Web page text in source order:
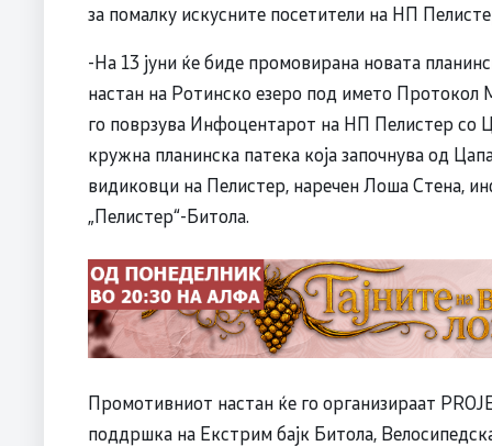
за помалку искусните посетители на НП
-На 13 јуни ќе биде промовирана новата
настан на Ротинско езеро под името
го поврзува Инфоцентарот на НП Пелистер со
кружна планинска патека која започнува од
видиковци на Пелистер, наречен Лоша Стена,
„Пелистер“-Битола.
Промотивниот настан ќе го организираат
поддршка на Екстрим бајк Битола,